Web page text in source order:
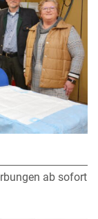
ab sofort